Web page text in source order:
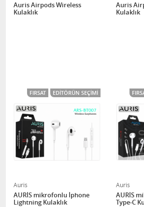
Auris Airpods Wireless
Kulaklık
Auris
Kulaklık
FIRSAT EDITÖRÜN SEÇIMI
Auris
AURİS mikrofonlu İphone
Lightning Kulaklık
Auris
AURİS
Type-C